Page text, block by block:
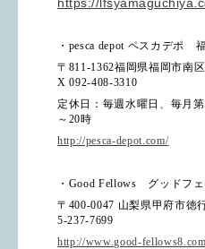
・ pesca depot ペスカデポ
〒 811-1362福岡県福岡市南
X 092-408-3310
定休日：毎週水曜日、毎月第
～ 20時
http://pesca-depot.com/
・ Good Fellows グッドフ
〒 400-0047 山梨県甲府市徳
5-237-7699
http://www.good-